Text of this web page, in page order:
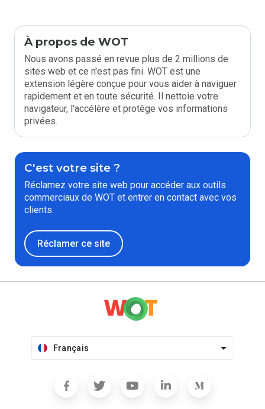
À propos de WOT
Nous avons passé en revue plus de 2 millions de
sites web et ce n'est pas fini. WOT est une
extension légère conçue pour vous aider à naviguer
rapidement et en toute sécurité. Il nettoie votre
navigateur, l'accélère et protège vos informations
privées.
C'est votre site ?
Réclamez votre site web pour accéder aux outils
commerciaux de WOT et entrer en contact avec vos
clients.
Réclamer ce site
Français